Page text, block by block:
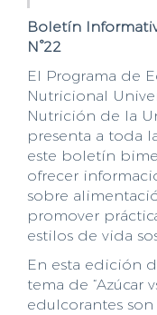
Boletín
N°22
El Programa de
Nutricional
Nutrición de la
presenta a toda
este boletín
ofrecer
sobre
promover
estilos de vida
En esta edición
tema de “Azúcar
edulcorantes